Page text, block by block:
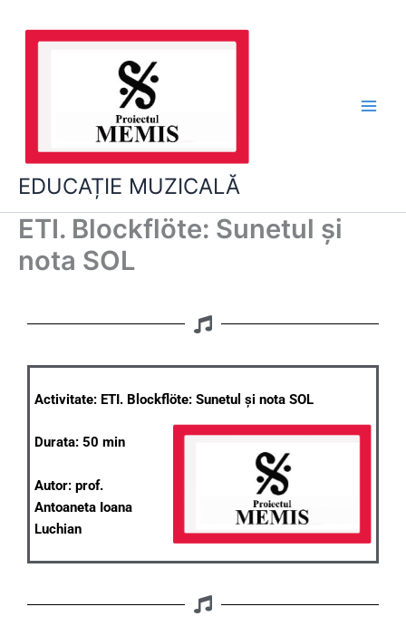
EDUCAȚIE MUZICALĂ
ETI. Blockflöte: Sunetul și
nota SOL
Activitate: ETI. B lockflöte: Sunetul și nota SOL
Durata: 50 min
Autor: prof.
Antoaneta Ioana
Luchian